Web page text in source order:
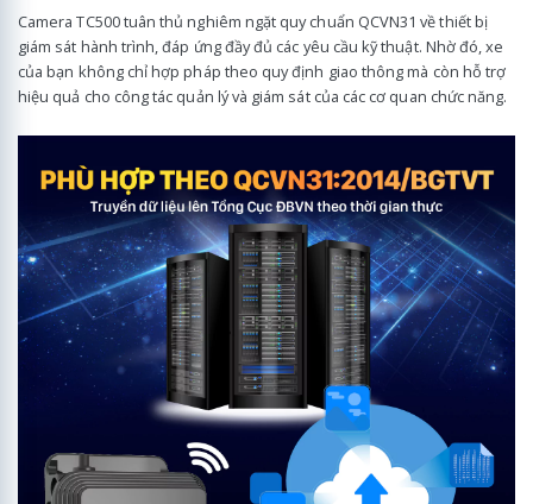
Camera TC500 tuân thủ nghiêm ngặt quy chuẩn QCVN31 về thiết bị
giám sát hành trình, đáp ứng đầy đủ các yêu cầu kỹ thuật. Nhờ đó, xe
của bạn không chỉ hợp pháp theo quy định giao thông mà còn hỗ trợ
hiệu quả cho công tác quản lý và giám sát của các cơ quan chức năng.